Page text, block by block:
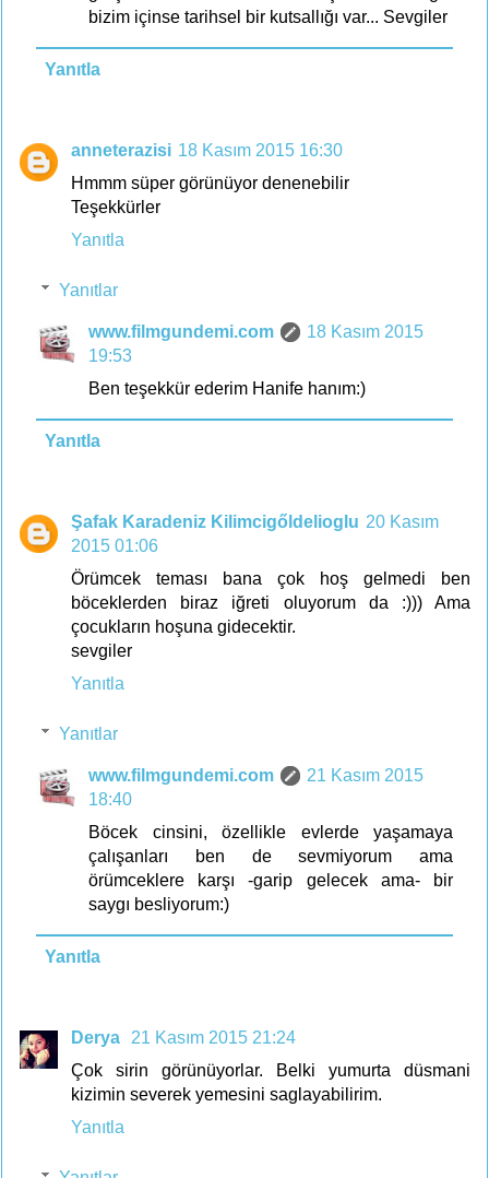
bizim içinse tarihsel bir kutsallığı var... Sevgiler
Yanıtla
anneterazisi 18 Kasım 2015 16:30
Hmmm süper görünüyor denenebilir
Teşekkürler
Yanıtla
Yanıtlar
www.filmgundemi.com
18 Kasım 2015
19:53
Ben teşekkür ederim Hanife hanım:)
Yanıtla
Şafak Karadeniz Kilimcigőldelioglu 20 Kasım
2015 01:06
Örümcek teması bana çok hoş gelmedi ben
böceklerden biraz iğreti oluyorum da :))) Ama
çocukların hoşuna gidecektir.
sevgiler
Yanıtla
Yanıtlar
www.filmgundemi.com
21 Kasım 2015
18:40
Böcek cinsini, özellikle evlerde yaşamaya
çalışanları ben de sevmiyorum ama
örümceklere karşı -garip gelecek ama- bir
saygı besliyorum:)
Yanıtla
Derya
21 Kasım 2015 21:24
Çok sirin görünüyorlar. Belki yumurta düsmani
kizimin severek yemesini saglayabilirim.
Yanıtla